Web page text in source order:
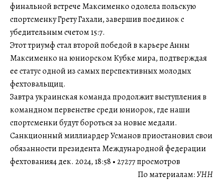
финальной встрече Максименко одолела польскую
спортсменку Грету Гахали, завершив поединок с
убедительным счетом 15:7.
Этот триумф стал второй победой в карьере Анны
Максименко на юниорском Кубке мира, подтверждая
ее статус одной из самых перспективных молодых
фехтовальщиц.
Завтра украинская команда продолжит выступления в
командном первенстве среди юниорок, где наши
спортсменки будут бороться за новые медали.
Санкционный миллиардер Усманов приостановил свои
обязанности президента Международной федерации
фехтования4 дек. 2024, 18:58 • 27277 просмотров
По материалам: УНН